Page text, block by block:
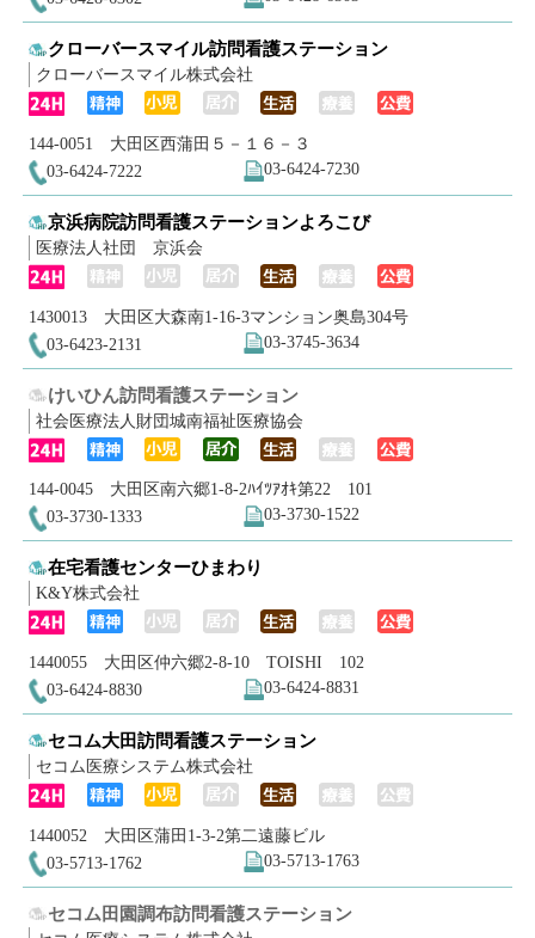
クローバースマイル訪問看護ステーション
クローバースマイル株式会社
144-0051 大田区西蒲田５－１６－３
03-6424-7222
03-6424-7230
京浜病院訪問看護ステーションよろこび
医療法人社団 京浜会
1430013 大田区大森南1-16-3マンション奥島304号
03-6423-2131
03-3745-3634
けいひん訪問看護ステーション
社会医療法人財団城南福祉医療協会
144-0045 大田区南六郷1-8-2ﾊｲﾂｱｵｷ第22 101
03-3730-1333
03-3730-1522
在宅看護センターひまわり
K&Y株式会社
1440055 大田区仲六郷2-8-10 TOISHI 102
03-6424-8830
03-6424-8831
セコム大田訪問看護ステーション
セコム医療システム株式会社
1440052 大田区蒲田1-3-2第二遠藤ビル
03-5713-1762
03-5713-1763
セコム田園調布訪問看護ステーション